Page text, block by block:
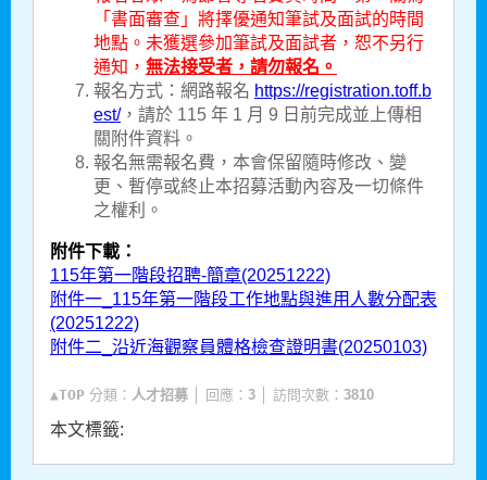
「書面審查」將擇優通知筆試及面試的時間
地點。未獲選參加筆試及面試者，恕不另行
通知， 無法接受者，請勿報名。
報名方式：網路報名 https://registration.toff.b
est/，請於 115 年 1 月 9 日前完成並上傳相
關附件資料。
報名無需報名費，本會保留隨時修改、變
更、暫停或終止本招募活動內容及一切條件
之權利。
附件下載：
115年第一階段招聘-簡章(20251222)
附件一_115年第一階段工作地點與進用人數分配表
(20251222)
附件二_沿近海觀察員體格檢查證明書(20250103)
▲TOP 分類： 人才招募 │ 回應： 3 │ 訪問次數： 3810
本文標籤: